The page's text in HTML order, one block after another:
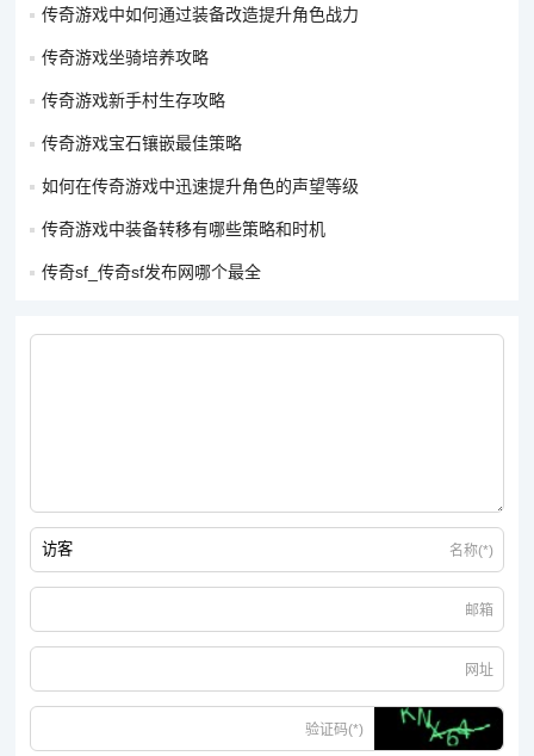
方面，道士可以选择一些增加宠物属性或增强治疗效果的宝石，
以发挥其辅助职业的特点。
考虑装备部位：
武器：武器是主要的输出装备，应优先镶嵌攻击类宝石，以提高
角色的伤害输出。对于战士来说，物理攻击宝石是最佳选择；法
石或混合镶嵌一些其他属性的宝石。
一步提升角色的战斗能力和生存能力，根据角色的职业特点和战
斗需求进行选择。
平衡属性加成：
虽然专注于某一属性可以在短期内提高角色的战斗力，但过于单
一的属性加成可能会导致角色在其他方面存在短板。例如，只注
传奇游戏中如何通过装备改造提升角色战力
传奇游戏坐骑培养攻略
传奇游戏新手村生存攻略
传奇游戏宝石镶嵌最佳策略
如何在传奇游戏中迅速提升角色的声望等级
传奇游戏中装备转移有哪些策略和时机
传奇sf_传奇sf发布网哪个最全
名称(*)
邮箱
网址
验证码(*)